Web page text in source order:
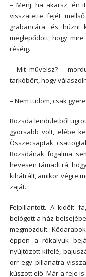
– Menj, ha akarsz, én
visszatette fejét
grabancára, és
meglepődött, hogy
réséig.
– Mit művelsz? –
tarkóbőrt, hogy
– Nem tudom, csak
Rozsda lendületből
gyorsabb volt, elébe
Összecsaptak,
Rozsdának fogalma
hevesen támadt rá,
kihátrált, amikor végre
zaját.
Felpillantott. A kidőlt
belógott a ház
megmozdult.
éppen a rókalyuk
nyújtózott kifelé,
orr egy pillanatra
kúszott elő. Már a feje